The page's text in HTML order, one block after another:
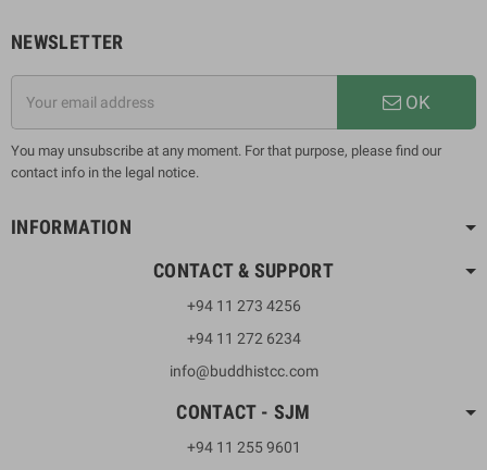
NEWSLETTER
OK
You may unsubscribe at any moment. For that purpose, please find our
contact info in the legal notice.
INFORMATION
CONTACT & SUPPORT
+94 11 273 4256
+94 11 272 6234
info@buddhistcc.com
CONTACT - SJM
+94 11 255 9601